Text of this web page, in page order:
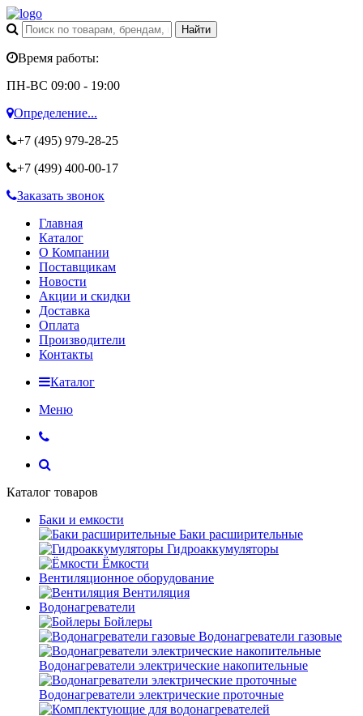
Время работы:
ПН-ВС 09:00 - 19:00
Определение...
+7 (495) 979-28-25
+7 (499) 400-00-17
Заказать звонок
Главная
Каталог
О Компании
Поставщикам
Новости
Акции и скидки
Доставка
Оплата
Производители
Контакты
Каталог
Меню
Каталог товаров
Баки и емкости
Баки расширительные
Гидроаккумуляторы
Ёмкости
Вентиляционное оборудование
Вентиляция
Водонагреватели
Бойлеры
Водонагреватели газовые
Водонагреватели электрические накопительные
Водонагреватели электрические проточные